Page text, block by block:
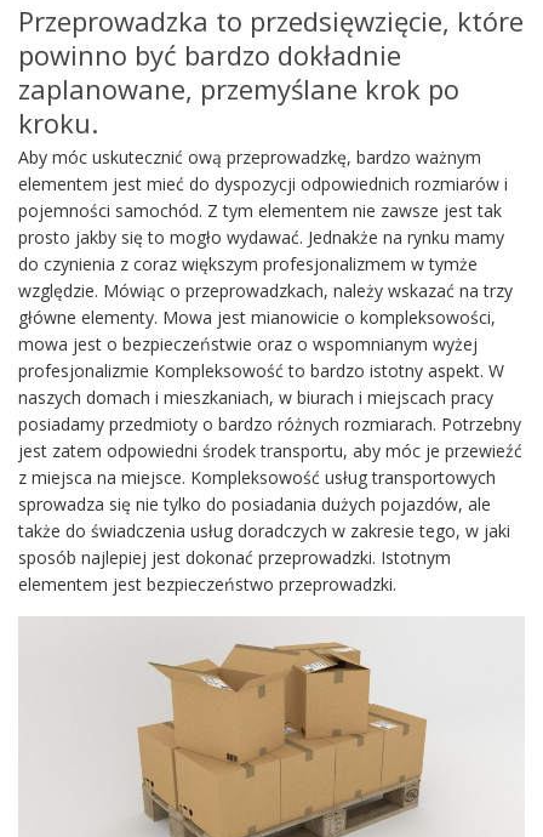
Przeprowadzka to przedsięwzięcie, które
powinno być bardzo dokładnie
zaplanowane, przemyślane krok po
kroku.
Aby móc uskutecznić ową przeprowadzkę, bardzo ważnym
elementem jest mieć do dyspozycji odpowiednich rozmiarów i
pojemności samochód. Z tym elementem nie zawsze jest tak
prosto jakby się to mogło wydawać. Jednakże na rynku mamy
do czynienia z coraz większym profesjonalizmem w tymże
względzie. Mówiąc o przeprowadzkach, należy wskazać na trzy
główne elementy. Mowa jest mianowicie o kompleksowości,
mowa jest o bezpieczeństwie oraz o wspomnianym wyżej
profesjonalizmie Kompleksowość to bardzo istotny aspekt. W
naszych domach i mieszkaniach, w biurach i miejscach pracy
posiadamy przedmioty o bardzo różnych rozmiarach. Potrzebny
jest zatem odpowiedni środek transportu, aby móc je przewieźć
z miejsca na miejsce. Kompleksowość usług transportowych
sprowadza się nie tylko do posiadania dużych pojazdów, ale
także do świadczenia usług doradczych w zakresie tego, w jaki
sposób najlepiej jest dokonać przeprowadzki. Istotnym
elementem jest bezpieczeństwo przeprowadzki.